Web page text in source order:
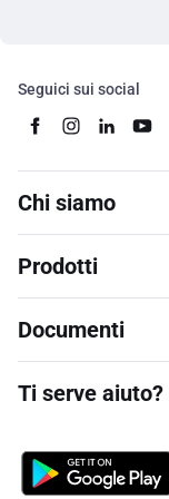
Seguici sui social
Chi siamo
Prodotti
Documenti
Ti serve aiuto?